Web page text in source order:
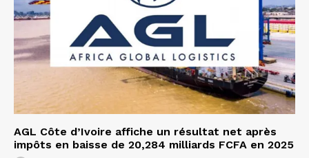
AGL Côte d’Ivoire affiche un résultat net après
impôts en baisse de 20,284 milliards FCFA en 2025